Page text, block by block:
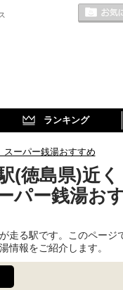
ランキング
スーパー銭湯おすすめ
(徳島県)近く
パー銭湯お
走る駅です。このページ
情報をご紹介します。